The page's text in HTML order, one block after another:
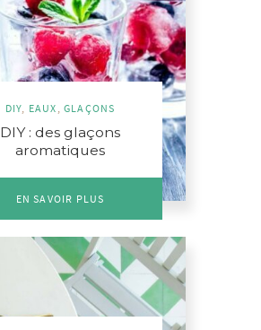
DIY, EAUX , GLAÇONS
DIY : des glaçons
aromatiques
EN SAVOIR PLUS